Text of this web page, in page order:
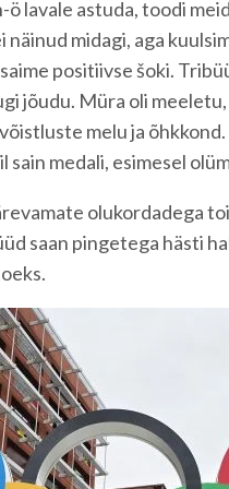
ö lavale astuda, toodi
midagi, aga
positiivse šoki.
jõudu. Müra oli
melu ja
medali, esimesel
olukordadega
saan pingetega hästi